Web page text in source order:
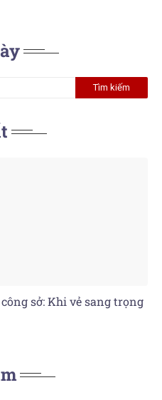
sở: Khi vẻ sang trọng